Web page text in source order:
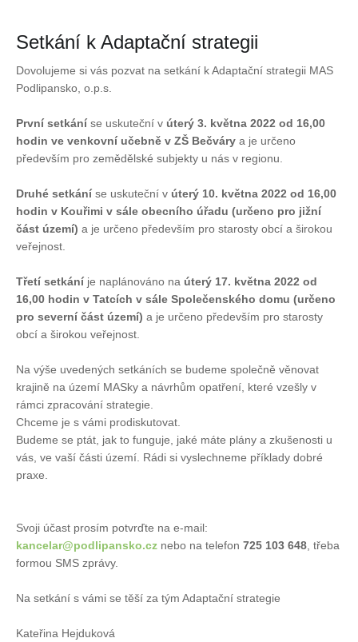
Setkání k Adaptační strategii
Dovolujeme si vás pozvat na setkání k Adaptační strategii MAS
Podlipansko, o.p.s.
První setkání se uskuteční v úterý 3. května 2022 od 16,00
hodin ve venkovní učebně v ZŠ Bečváry a je určeno
především pro zemědělské subjekty u nás v regionu.
Druhé setkání se uskuteční v úterý 10. května 2022 od 16,00
hodin v Kouřimi v sále obecního úřadu (určeno pro jižní
část území) a je určeno především pro starosty obcí a širokou
veřejnost.
Třetí setkání je naplánováno na úterý 17. května 2022 od
16,00 hodin v Tatcích v sále Společenského domu (určeno
pro severní část území) a je určeno především pro starosty
obcí a širokou veřejnost.
Na výše uvedených setkáních se budeme společně věnovat
krajině na území MASky a návrhům opatření, které vzešly v
rámci zpracování strategie.
Chceme je s vámi prodiskutovat.
Budeme se ptát, jak to funguje, jaké máte plány a zkušenosti u
vás, ve vaší části území. Rádi si vyslechneme příklady dobré
praxe.
Svoji účast prosím potvrďte na e-mail:
kancelar@podlipansko.cz nebo na telefon 725 103 648 , třeba
formou SMS zprávy.
Na setkání s vámi se těší za tým Adaptační strategie
Kateřina Hejduková